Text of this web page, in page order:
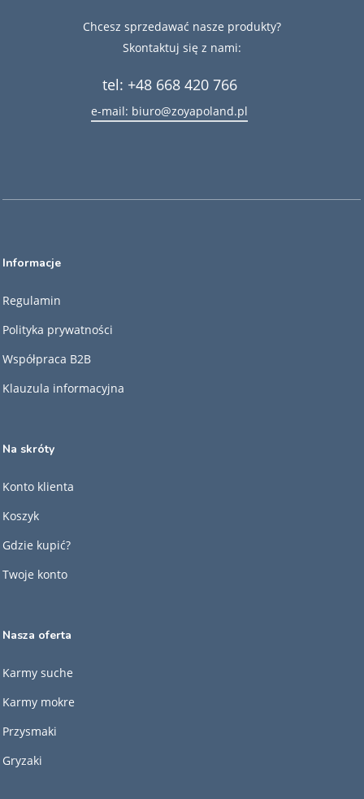
Chcesz sprzedawać nasze produkty?
Skontaktuj się z nami:
tel: +48 668 420 766
e-mail: biuro@zoyapoland.pl
Informacje
Regulamin
Polityka prywatności
Współpraca B2B
Klauzula informacyjna
Na skróty
Konto klienta
Koszyk
Gdzie kupić?
Twoje konto
Nasza oferta
Karmy suche
Karmy mokre
Przysmaki
Gryzaki